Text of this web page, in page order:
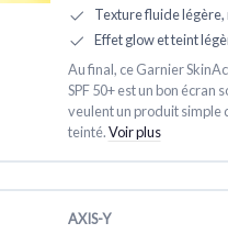
Texture fluide légère,
Effet glow et teint
Au final, ce Garnier
SPF 50+ est un bon écran
veulent un produit simple
teinté.Voir plus
AXIS-Y